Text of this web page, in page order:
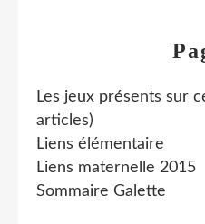
Les jeux présents sur
articles)
Liens élémentaire
Liens maternelle 2015
Sommaire Galette